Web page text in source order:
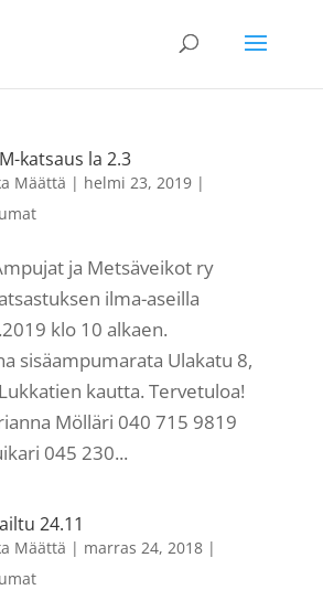
katsaus la 2.3
Määttä | helmi 23, 2019|
ja Metsäveikot ry
ilma-aseilla
klo 10 alkaen.
sisäampumarata Ulakatu 8,
kautta. Tervetuloa!
Mölläri 040 715 9819
045 230...
24.11
Määttä | marras 24, 2018|